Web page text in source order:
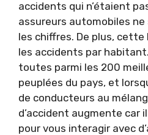
accidents qui n’étaient
assureurs automobiles
les chiffres. De plus,
les accidents par
toutes parmi les 200
peuplées du pays, et
de conducteurs au
d’accident augmente car
pour vous interagir avec